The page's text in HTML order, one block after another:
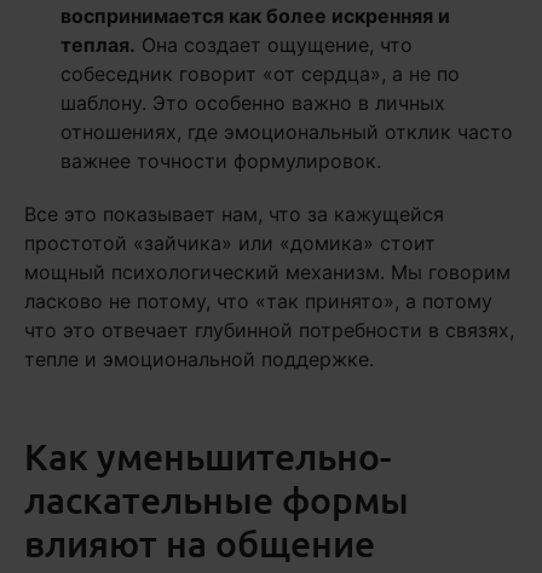
воспринимается как более искренняя и
теплая. Она создает ощущение, что
собеседник говорит «от сердца», а не по
шаблону. Это особенно важно в личных
отношениях, где эмоциональный отклик часто
важнее точности формулировок.
Все это показывает нам, что за кажущейся
простотой «зайчика» или «домика» стоит
мощный психологический механизм. Мы говорим
ласково не потому, что «так принято», а потому
что это отвечает глубинной потребности в связях,
тепле и эмоциональной поддержке.
Как уменьшительно-
ласкательные формы
влияют на общение